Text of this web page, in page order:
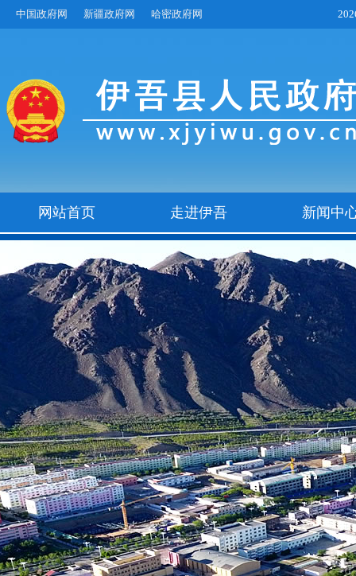
中国政府网 新疆政府网 哈密政府网
网站首页 走进伊吾 新闻中